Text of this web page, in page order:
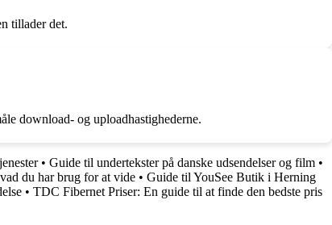
tillader det.
download- og uploadhastighederne.
• Guide til undertekster på danske udsendelser og film •
du har brug for at vide • Guide til YouSee Butik i Herning
• TDC Fibernet Priser: En guide til at finde den bedste pris